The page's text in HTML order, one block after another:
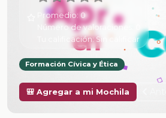
Promedio: 0
Número de valoraciones:
Tu calificación:Sin calificar
Formación Cívica y Ética
🎒 Agregar a mi Mochila